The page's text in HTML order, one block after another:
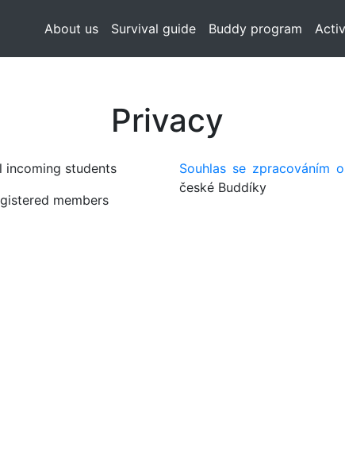
About us Survival guide Buddy program
Privacy
incoming students
members
Souhlas se zpracováním
české Buddíky